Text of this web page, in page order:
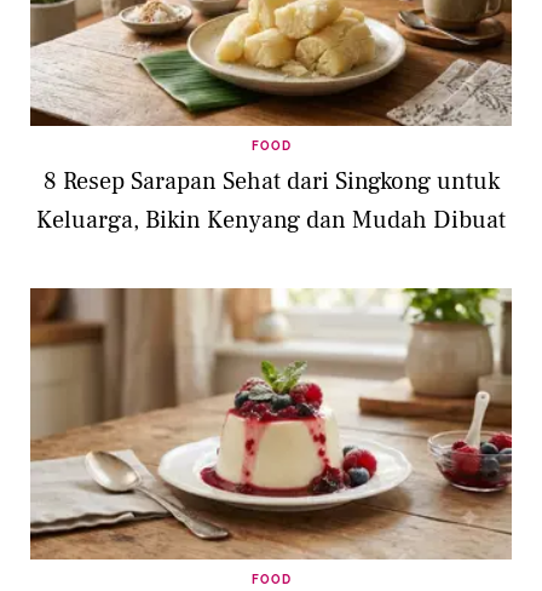
FOOD
8 Resep Sarapan Sehat dari Singkong untuk
Keluarga, Bikin Kenyang dan Mudah Dibuat
FOOD